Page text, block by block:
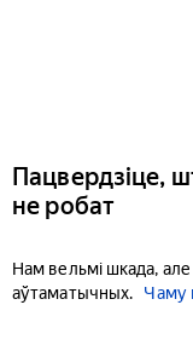
Пацвердзіце,
не робат
Нам вельмі шкада,
аўтаматычных.
Чаму